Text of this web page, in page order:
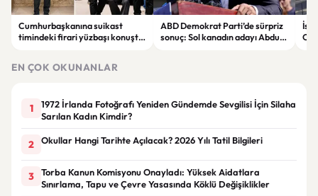
Cumhurbaşkanına suikast
timindeki firari yüzbaşı konuştu:
ABD Demokrat Parti’de sürpriz
sonuç: Sol kanadın adayı Abdul
EN ÇOK OKUNANLAR
1
1972 İrlanda Fotoğrafı Yeniden Gündemde Sevgilisi İçin Silaha
Sarılan Kadın Kimdir?
2 Okullar Hangi Tarihte Açılacak? 2026 Yılı Tatil Bilgileri
3
Torba Kanun Komisyonu Onayladı: Yüksek Aidatlara
Sınırlama, Tapu ve Çevre Yasasında Köklü Değişiklikler